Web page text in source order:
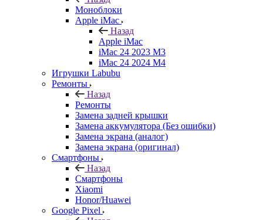
Моноблоки
Apple iMac
Назад
Apple iMac
iMac 24 2023 M3
iMac 24 2024 M4
Игрушки Labubu
Ремонты
Назад
Ремонты
Замена задней крышки
Замена аккумулятора (Без ошибки)
Замена экрана (аналог)
Замена экрана (оригинал)
Смартфоны
Назад
Смартфоны
Xiaomi
Honor/Huawei
Google Pixel